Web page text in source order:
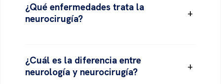
¿Qué enfermedades trata la
neurocirugía?
+
¿Cuál es la diferencia entre
neurología y neurocirugía?
+